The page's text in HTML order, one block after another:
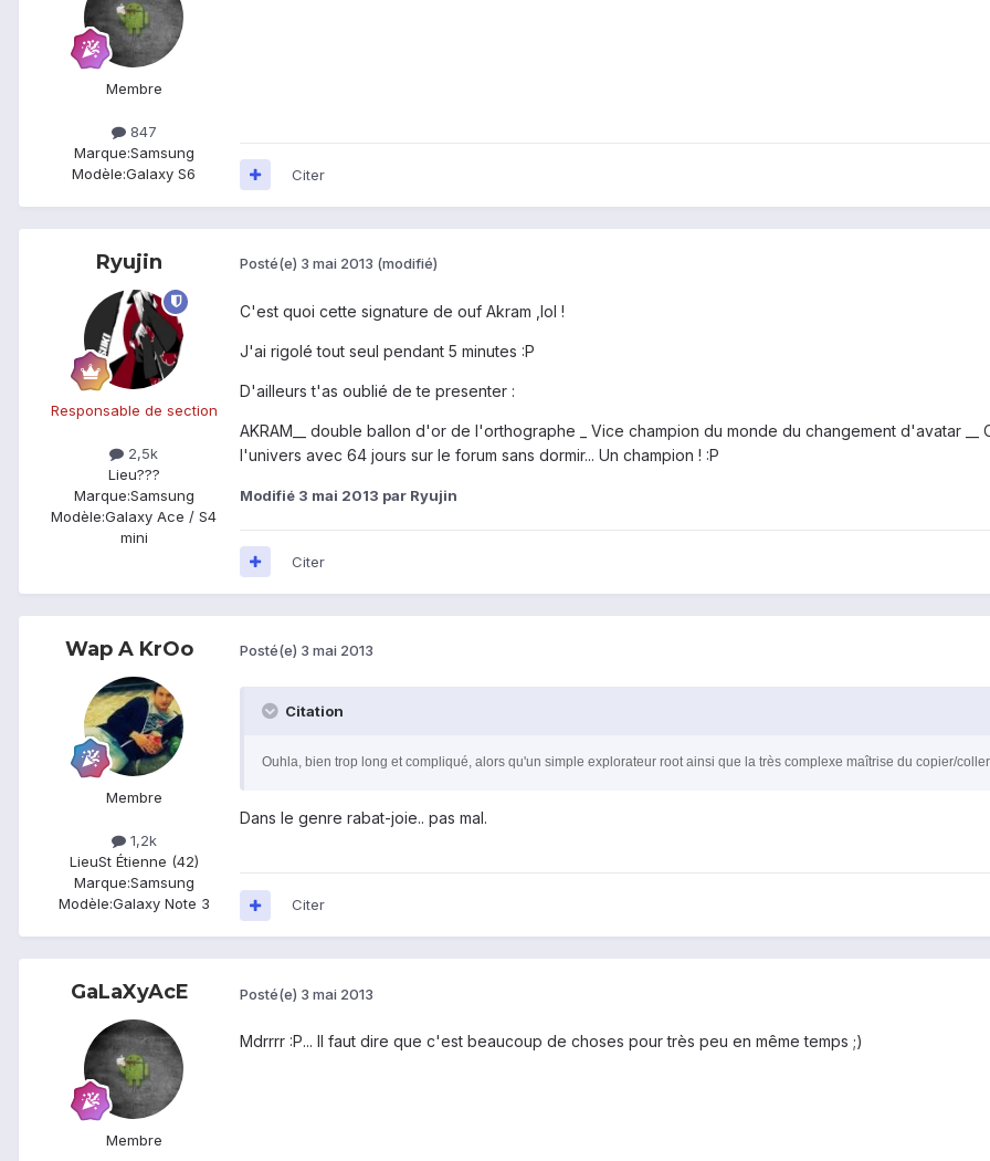
Membre
847
Marque:Samsung
Modèle:Galaxy S6 Citer
Ryujin
Responsable de section
2,5k
Lieu???
Marque:Samsung
Modèle:Galaxy Ace / S4
mini
Posté(e) 3 mai 2013 (modifié)
C'est quoi cette signature de ouf Akram ,lol !
J'ai rigolé tout seul pendant 5 minutes :P
D'ailleurs t'as oublié de te presenter :
AKRAM__ double ballon d'or de l'orthographe _ Vice champion du monde du changement d'avatar
l'univers avec 64 jours sur le forum sans dormir... Un champion ! :P
Modifié 3 mai 2013 par Ryujin
Citer
Wap A KrOo
Membre
1,2k
LieuSt Étienne (42)
Marque:Samsung
Modèle:Galaxy Note 3
Posté(e) 3 mai 2013
Citation
Ouhla, bien trop long et compliqué, alors qu'un simple explorateur root ainsi que la très complexe maîtrise du copier/
Dans le genre rabat-joie.. pas mal.
Citer
GaLaXyAcE
Membre
Posté(e) 3 mai 2013
Mdrrrr :P... Il faut dire que c'est beaucoup de choses pour très peu en même temps ;)